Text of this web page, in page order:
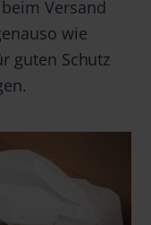
Versand
wie
guten Schutz